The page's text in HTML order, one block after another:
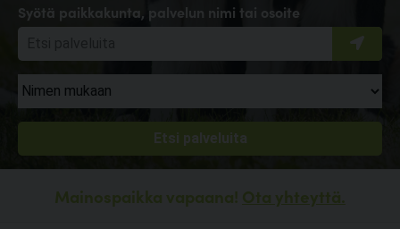
Syötä paikkakunta, palvelun nimi tai osoite
Mainospaikka vapaana! Ota yhteyttä.